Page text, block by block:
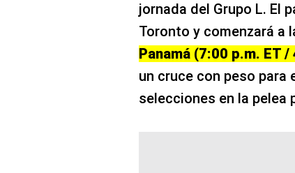
jornada del Grupo L. El
Toronto y comenzará a
Panamá (7:00 p.m. ET
un cruce con peso
selecciones en la pelea